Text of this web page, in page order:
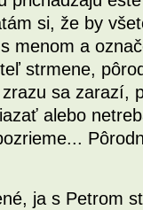
si, že by
menom a
strmene,
sa zarazí,
alebo
ja s Petrom